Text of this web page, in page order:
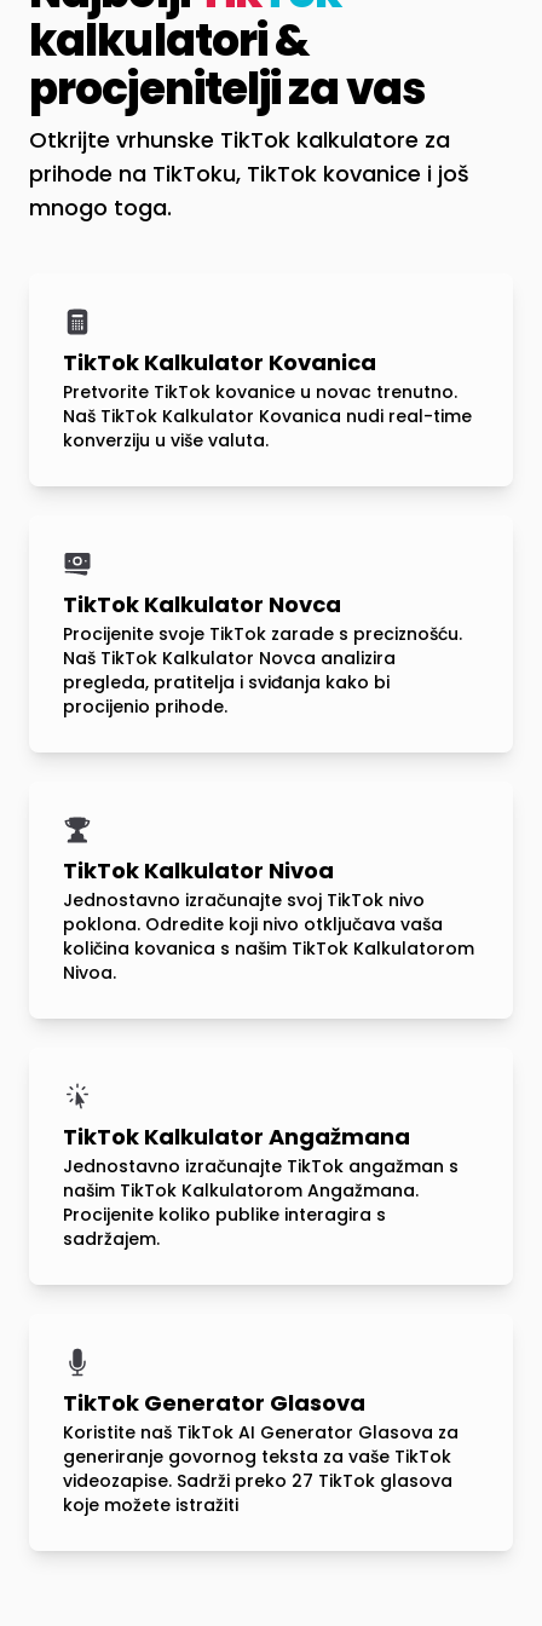
kalkulatori &
procjenitelji za vas
Otkrijte vrhunske TikTok kalkulatore za
prihode na TikToku, TikTok kovanice i još
mnogo toga.
TikTok Kalkulator Kovanica
Pretvorite TikTok kovanice u novac trenutno.
Naš TikTok Kalkulator Kovanica nudi real-time
konverziju u više valuta.
TikTok Kalkulator Novca
Procijenite svoje TikTok zarade s preciznošću.
Naš TikTok Kalkulator Novca analizira
pregleda, pratitelja i sviđanja kako bi
procijenio prihode.
TikTok Kalkulator Nivoa
Jednostavno izračunajte svoj TikTok nivo
poklona. Odredite koji nivo otključava vaša
količina kovanica s našim TikTok Kalkulatorom
Nivoa.
TikTok Kalkulator Angažmana
Jednostavno izračunajte TikTok angažman s
našim TikTok Kalkulatorom Angažmana.
Procijenite koliko publike interagira s
sadržajem.
TikTok Generator Glasova
Koristite naš TikTok AI Generator Glasova za
generiranje govornog teksta za vaše TikTok
videozapise. Sadrži preko 27 TikTok glasova
koje možete istražiti